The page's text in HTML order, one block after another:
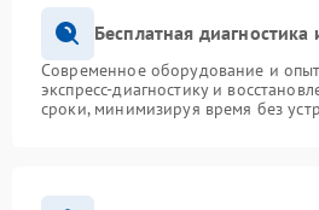
Бесплатная
Современное оборудование и
экспресс-диагностику и
сроки, минимизируя время без